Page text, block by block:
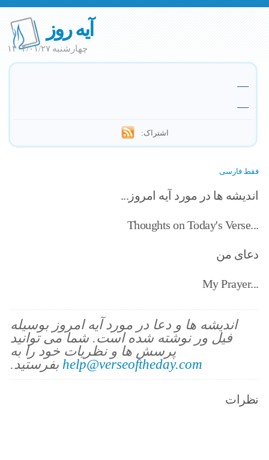
آیه روز
چهارشنبه ۱۴۰۴/۰۱/۲۷
—
—
اشتراک:
فقط فارسی
اندیشه ها در مورد آیه امروز...
Thoughts on Today's Verse...
دعای من
My Prayer...
اندیشه ها و دعا در مورد آیه امروز بوسیله
فیل ور نوشته شده است. شما می توانید
پرسش ها و نظریات خود را به
help@verseoftheday.com بفرستید.
نظرات